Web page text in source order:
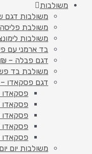
משולבות
משולבות
משולבת
משולבות לימונצ'לו
בד ארמני עם
דגם פבלה – 120₪
משולבת בד
דגם פסקאדו – 139₪
פסקאדו
פסקאדו
פסקאדו
פסקאדו
משולבות יום יום –